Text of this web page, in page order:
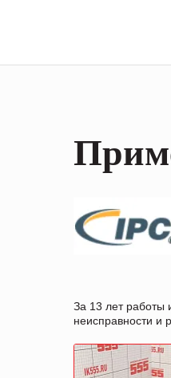
За 13 лет работы
неисправности и